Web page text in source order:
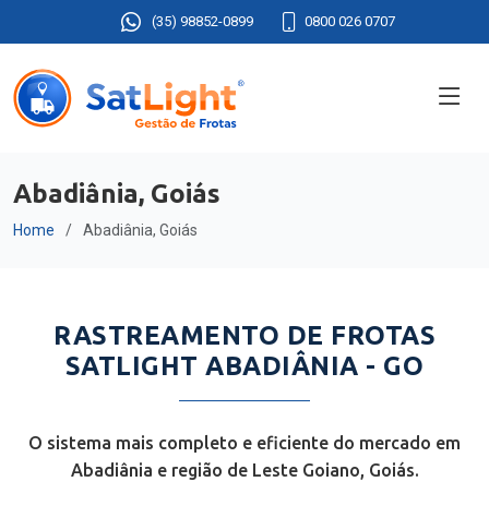
(35) 98852-0899 0800 026 0707
Abadiânia, Goiás
Home Abadiânia, Goiás
RASTREAMENTO DE FROTAS
SATLIGHT ABADIÂNIA - GO
O sistema mais completo e eficiente do mercado em
Abadiânia e região de Leste Goiano, Goiás.